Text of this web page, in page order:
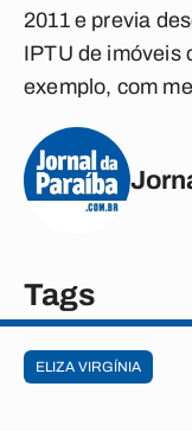
2011 e previa
IPTU de imóveis
exemplo, com
Tags
ELIZA VIRGÍNIA